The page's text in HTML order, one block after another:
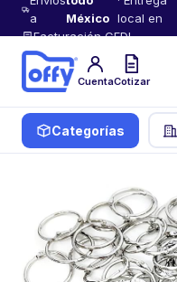
a
México local en
Facturación CFDI
CuentaCotizar
Categorías